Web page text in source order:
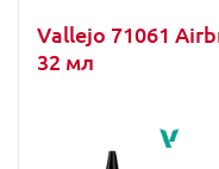
Vallejo 71061
32 мл